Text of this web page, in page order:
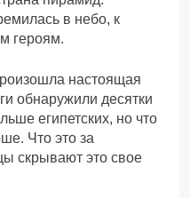
в небо, к
героям.
настоящая
обнаружили десятки
египетских, но что
Что это за
скрывают это свое